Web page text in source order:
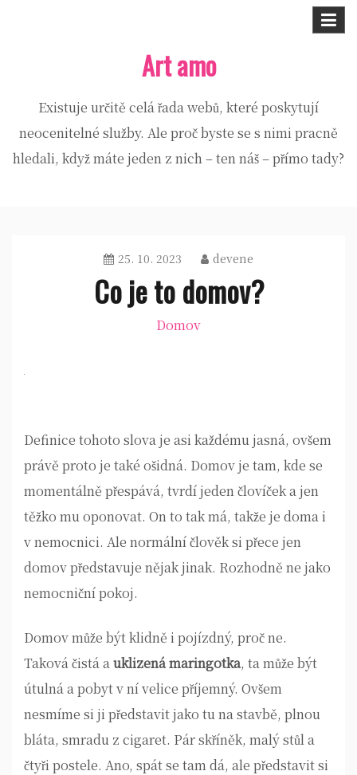
Art amo
Existuje určitě celá řada webů, které poskytují
neocenitelné služby. Ale proč byste se s nimi pracně
hledali, když máte jeden z nich – ten náš – přímo tady?
25. 10. 2023 devene
Co je to domov?
Domov
Definice tohoto slova je asi každému jasná, ovšem
právě proto je také ošidná. Domov je tam, kde se
momentálně přespává, tvrdí jeden človíček a jen
těžko mu oponovat. On to tak má, takže je doma i
v nemocnici. Ale normální člověk si přece jen
domov představuje nějak jinak. Rozhodně ne jako
nemocniční pokoj.
Domov může být klidně i pojízdný, proč ne.
Taková čistá auklizená maringotka, ta může být
útulná a pobyt v ní velice příjemný. Ovšem
nesmíme si ji představit jako tu na stavbě, plnou
bláta, smradu z cigaret. Pár skříněk, malý stůl a
čtyři postele. Ano, spát se tam dá, ale představit si